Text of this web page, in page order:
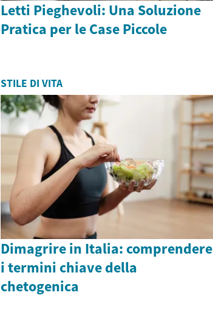
Letti Pieghevoli: Una Soluzione
Pratica per le Case Piccole
STILE DI VITA
Dimagrire in Italia: comprendere
i termini chiave della
chetogenica